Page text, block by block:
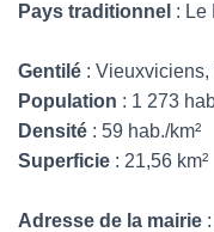
Pays traditionnel : Le
Gentilé :
Population : 1 273
Densité : 59 hab./km²
Superficie : 21,56 km²
Adresse de la mairie